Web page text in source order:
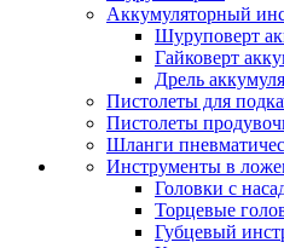
Аккумуляторный
Шуруповерт
Гайковерт
Дрель
Пистолеты для
Пистолеты
Шланги
Инструменты в
Головки с
Торцевые
Губцевый